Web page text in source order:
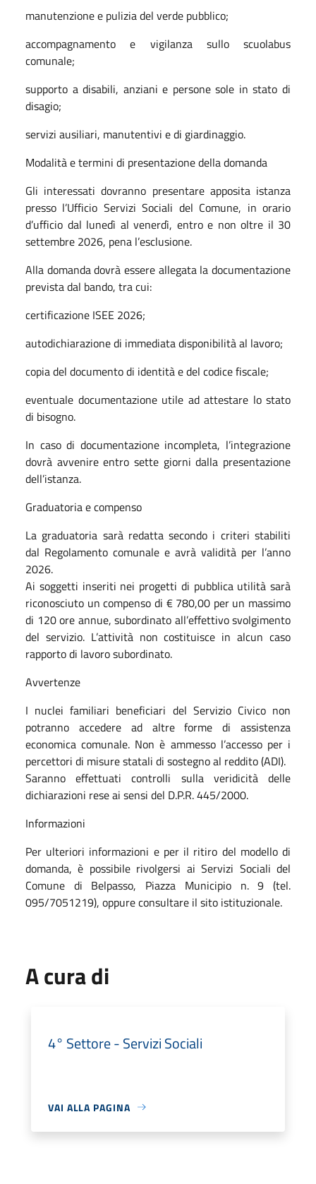
manutenzione e pulizia del verde pubblico;
accompagnamento e vigilanza sullo scuolabus
comunale;
supporto a disabili, anziani e persone sole in stato di
disagio;
servizi ausiliari, manutentivi e di giardinaggio.
Modalità e termini di presentazione della domanda
Gli interessati dovranno presentare apposita istanza
presso l’Ufficio Servizi Sociali del Comune, in orario
d’ufficio dal lunedì al venerdì, entro e non oltre il 30
settembre 2026, pena l’esclusione.
Alla domanda dovrà essere allegata la documentazione
prevista dal bando, tra cui:
certificazione ISEE 2026;
autodichiarazione di immediata disponibilità al lavoro;
copia del documento di identità e del codice fiscale;
eventuale documentazione utile ad attestare lo stato
di bisogno.
In caso di documentazione incompleta, l’integrazione
dovrà avvenire entro sette giorni dalla presentazione
dell’istanza.
Graduatoria e compenso
La graduatoria sarà redatta secondo i criteri stabiliti
dal Regolamento comunale e avrà validità per l’anno
2026.
Ai soggetti inseriti nei progetti di pubblica utilità sarà
riconosciuto un compenso di € 780,00 per un massimo
di 120 ore annue, subordinato all’effettivo svolgimento
del servizio. L’attività non costituisce in alcun caso
rapporto di lavoro subordinato.
Avvertenze
I nuclei familiari beneficiari del Servizio Civico non
potranno accedere ad altre forme di assistenza
economica comunale. Non è ammesso l’accesso per i
percettori di misure statali di sostegno al reddito (ADI).
Saranno effettuati controlli sulla veridicità delle
dichiarazioni rese ai sensi del D.P.R. 445/2000.
Informazioni
Per ulteriori informazioni e per il ritiro del modello di
domanda, è possibile rivolgersi ai Servizi Sociali del
Comune di Belpasso, Piazza Municipio n. 9 (tel.
095/7051219), oppure consultare il sito istituzionale.
A cura di
4° Settore - Servizi Sociali
VAI ALLA PAGINA